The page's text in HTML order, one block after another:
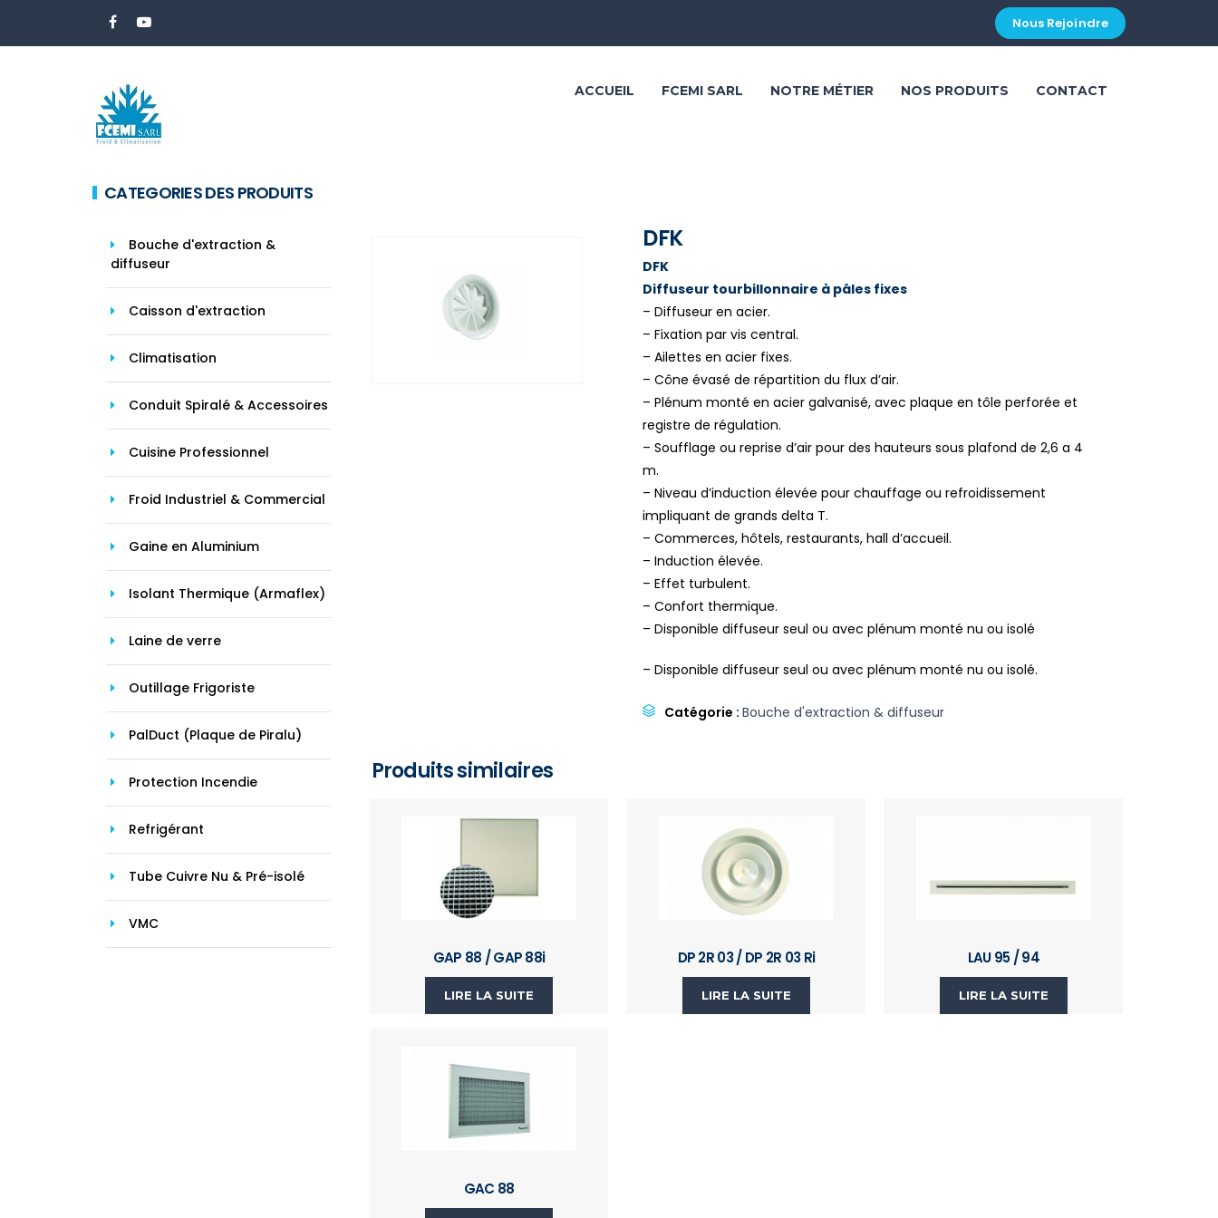
Nous Rejoindre
ACCUEIL FCEMI SARL NOTRE MÉTIER NOS PRODUITS CONTACT
DFK
DFK
Diffuseur tourbillonnaire à pâles fixes
– Diffuseur en acier.
– Fixation par vis central.
– Ailettes en acier fixes.
– Cône évasé de répartition du flux d’air.
– Plénum monté en acier galvanisé, avec plaque en tôle perforée et
registre de régulation.
– Soufflage ou reprise d’air pour des hauteurs sous plafond de 2,6 a 4
m.
– Niveau d’induction élevée pour chauffage ou refroidissement
impliquant de grands delta T.
– Commerces, hôtels, restaurants, hall d’accueil.
– Induction élevée.
– Effet turbulent.
– Confort thermique.
– Disponible diffuseur seul ou avec plénum monté nu ou isolé
– Disponible diffuseur seul ou avec plénum monté nu ou isolé.
Catégorie :Bouche d'extraction & diffuseur
Produits similaires
GAP 88 / GAP 88i
LIRE LA SUITE
DP 2R 03 / DP 2R 03 Ri
LIRE LA SUITE
LAU 95 / 94
LIRE LA SUITE
GAC 88
CATEGORIES DES PRODUITS
Bouche d'extraction &
diffuseur
Caisson d'extraction
Climatisation
Conduit Spiralé & Accessoires
Cuisine Professionnel
Froid Industriel & Commercial
Gaine en Aluminium
Isolant Thermique (Armaflex)
Laine de verre
Outillage Frigoriste
PalDuct (Plaque de Piralu)
Protection Incendie
Refrigérant
Tube Cuivre Nu & Pré-isolé
VMC